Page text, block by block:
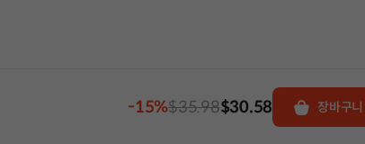
-15%$35.98$30.58 장바구니